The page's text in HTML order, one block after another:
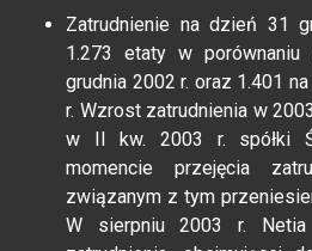
Zatrudnienie na dzień 31
1.273 etaty w
grudnia 2002 r. oraz 1.401
r. Wzrost zatrudnienia w
w II kw. 2003 r. spółki
momencie przejęcia
związanym z tym
W sierpniu 2003 r. Netia